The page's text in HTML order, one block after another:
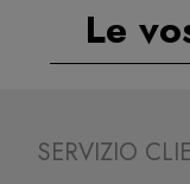
Le
SERVIZIO